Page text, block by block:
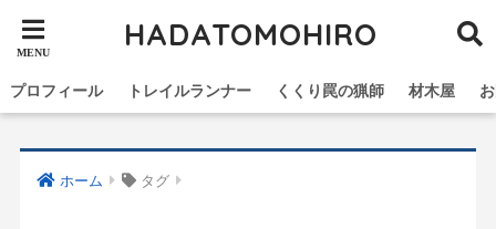
HADATOMOHIRO
プロフィール トレイルランナー くくり罠の猟師 材木屋
ホーム タグ